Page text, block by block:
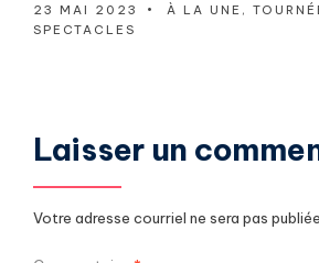
23 MAI 2023 • À LA UNE ,
SPECTACLES
Laisser un
Votre adresse courriel ne sera pas publiée.